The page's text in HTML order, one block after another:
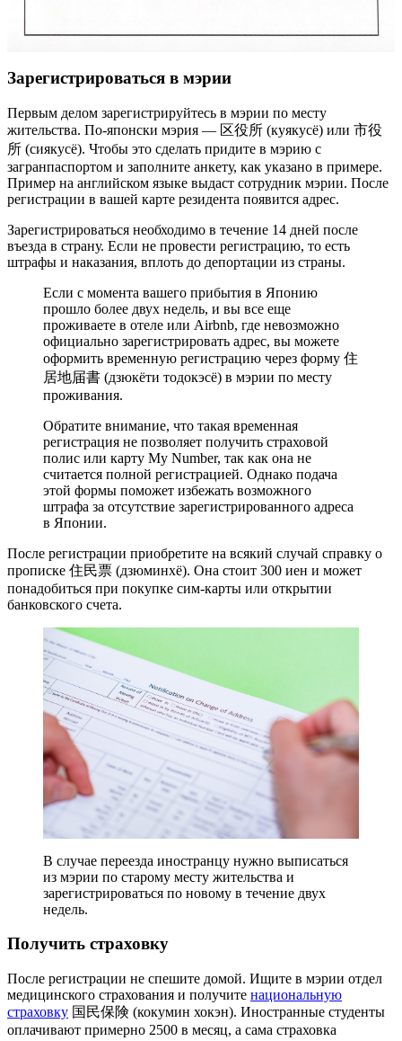
Зарегистрироваться в мэрии
Первым делом зарегистрируйтесь в мэрии по месту
жительства. По-японски мэрия — 区役所 (куякусё) или 市役
所 (сиякусё). Чтобы это сделать придите в мэрию с
загранпаспортом и заполните анкету, как указано в примере.
Пример на английском языке выдаст сотрудник мэрии. После
регистрации в вашей карте резидента появится адрес.
Зарегистрироваться необходимо в течение 14 дней после
въезда в страну. Если не провести регистрацию, то есть
штрафы и наказания, вплоть до депортации из страны.
Если с момента вашего прибытия в Японию
прошло более двух недель, и вы все еще
проживаете в отеле или Airbnb, где невозможно
официально зарегистрировать адрес, вы можете
оформить временную регистрацию через форму 住
居地届書 (дзюкёти тодокэсё) в мэрии по месту
проживания.
Обратите внимание, что такая временная
регистрация не позволяет получить страховой
полис или карту My Number, так как она не
считается полной регистрацией. Однако подача
этой формы поможет избежать возможного
штрафа за отсутствие зарегистрированного адреса
в Японии.
После регистрации приобретите на всякий случай справку о
прописке 住民票 (дзюминхё). Она стоит 300 иен и может
понадобиться при покупке сим-карты или открытии
банковского счета.
В случае переезда иностранцу нужно выписаться
из мэрии по старому месту жительства и
зарегистрироваться по новому в течение двух
недель.
Получить страховку
После регистрации не спешите домой. Ищите в мэрии отдел
медицинского страхования и получите национальную
страховку 国民保険 (кокумин хокэн). Иностранные студенты
оплачивают примерно 2500 в месяц, а сама страховка